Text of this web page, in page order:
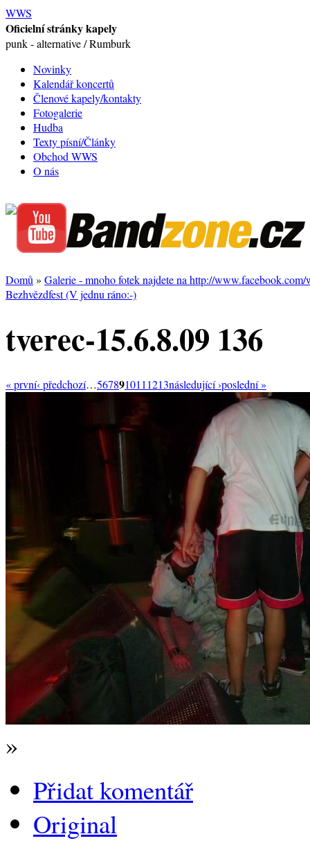
WWS
Oficielní stránky kapely
punk - alternative / Rumburk
Novinky
Kalendář koncertů
Členové kapely/kontakty
Fotogalerie
Hudba
Texty písní/Články
Obchod WWS
O nás
Domů » Galerie - mnoho fotek najdete na http://www.facebook.com/
Bezhvězdfest (V jednu ráno:-)
tverec-15.6.8.09 136
« první‹ předchozí…567891011 1213následující ›poslední »
»
Přidat komentář
Original